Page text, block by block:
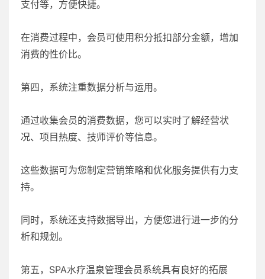
支付等，方便快捷。
在消费过程中，会员可使用积分抵扣部分金额，增加
消费的性价比。
第四，系统注重数据分析与运用。
通过收集会员的消费数据，您可以实时了解经营状
况、项目热度、技师评价等信息。
这些数据可为您制定营销策略和优化服务提供有力支
持。
同时，系统还支持数据导出，方便您进行进一步的分
析和规划。
第五，SPA水疗温泉管理会员系统具有良好的拓展